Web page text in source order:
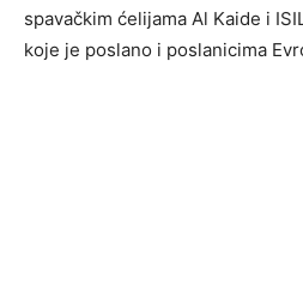
spavačkim ćelijama Al Kaide i
koje je poslano i poslanicima